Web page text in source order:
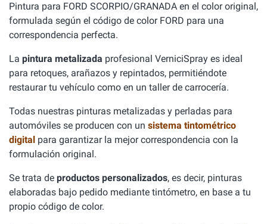
Pintura para FORD SCORPIO/GRANADA en el color original,
formulada según el código de color FORD para una
correspondencia perfecta.
La pintura metalizada profesional VerniciSpray es ideal
para retoques, arañazos y repintados, permitiéndote
restaurar tu vehículo como en un taller de carrocería.
Todas nuestras pinturas metalizadas y perladas para
automóviles se producen con un sistema tintométrico
digital para garantizar la mejor correspondencia con la
formulación original.
Se trata de productos personalizados, es decir, pinturas
elaboradas bajo pedido mediante tintómetro, en base a tu
propio código de color.